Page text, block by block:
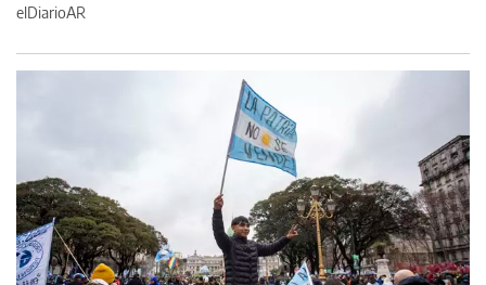
elDiarioAR